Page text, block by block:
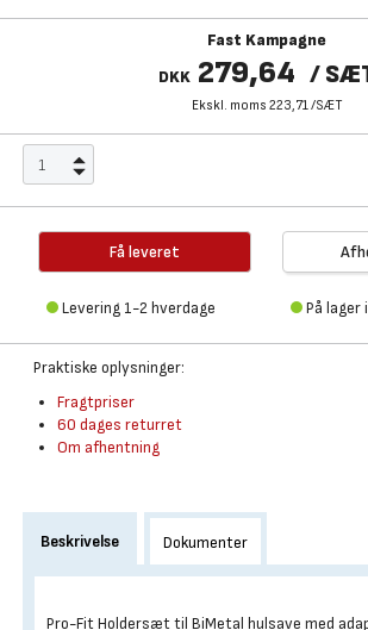
Fast Kampagne
DKK 279,64 /
Ekskl. moms 223,71/SÆT
Få leveret
Levering 1-2 hverdage På lager i
Praktiske oplysninger:
Fragtpriser
60 dages returret
Om afhentning
Beskrivelse Dokumenter
Pro-Fit Holdersæt til BiMetal hulsave med